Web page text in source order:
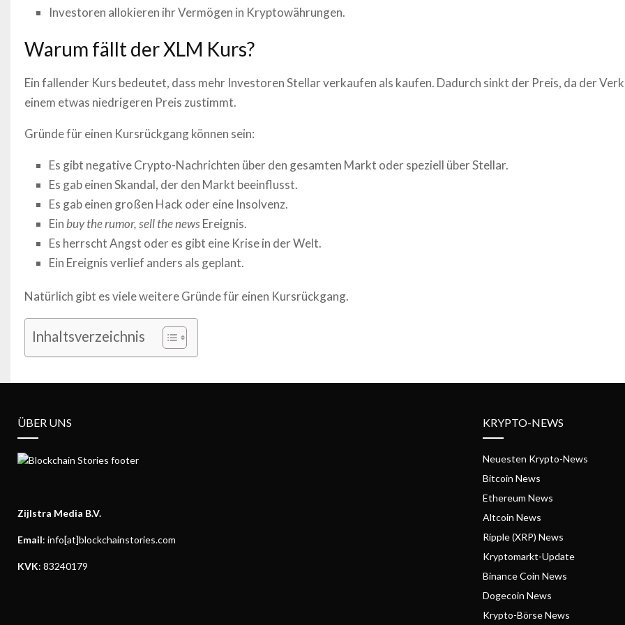
Investoren allokieren ihr Vermögen in Kryptowährungen.
Warum fällt derXLM Kurs?
Ein fallender Kurs bedeutet, dass mehr InvestorenStellarverkaufen als kaufen. Dadurch sinkt der Preis, da der
einem etwas niedrigeren Preis zustimmt.
Gründe für einen Kursrückgang können sein:
Es gibt negative Crypto-Nachrichten über den gesamten Markt oder speziell überStellar.
Es gab einen Skandal, der den Markt beeinflusst.
Es gab einen großen Hack oder eine Insolvenz.
Einbuy the rumor, sell the newsEreignis.
Es herrscht Angst oder es gibt eine Krise in der Welt.
Ein Ereignis verlief anders als geplant.
Natürlich gibt es viele weitere Gründe für einen Kursrückgang.
Inhaltsverzeichnis
ÜBER UNS
Zijlstra Media B.V.
Email: info[at]blockchainstories.com
KVK: 83240179
KRYPTO-NEWS
Neuesten Krypto-News
Bitcoin News
Ethereum News
Altcoin News
Ripple (XRP) News
Kryptomarkt-Update
Binance Coin News
Dogecoin News
Krypto-Börse News